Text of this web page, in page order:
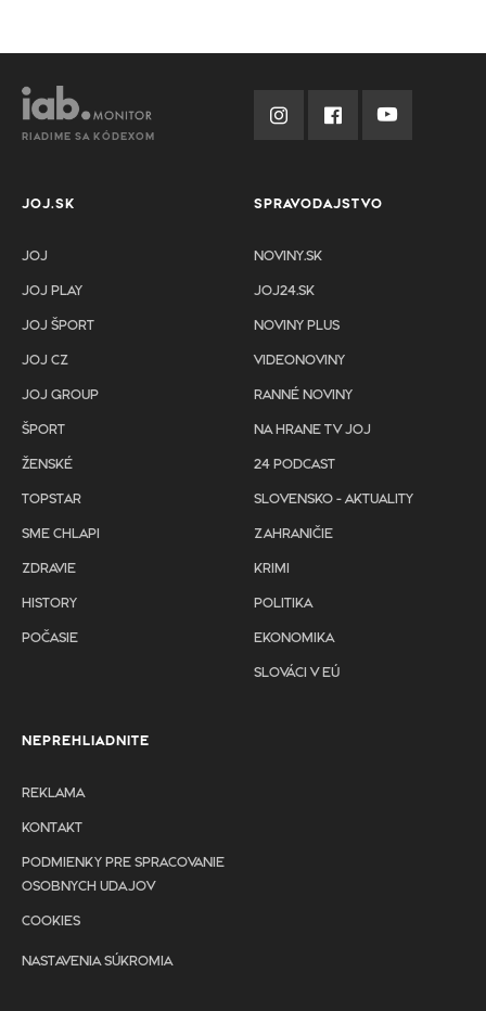
RIADIME SA KÓDEXOM
JOJ.SK
JOJ
JOJ PLAY
JOJ ŠPORT
JOJ CZ
JOJ GROUP
ŠPORT
ŽENSKÉ
TOPSTAR
SME CHLAPI
ZDRAVIE
HISTORY
POČASIE
SPRAVODAJSTVO
NOVINY.SK
JOJ24.SK
NOVINY PLUS
VIDEONOVINY
RANNÉ NOVINY
NA HRANE TV JOJ
24 PODCAST
SLOVENSKO - AKTUALITY
ZAHRANIČIE
KRIMI
POLITIKA
EKONOMIKA
SLOVÁCI V EÚ
NEPREHLIADNITE
REKLAMA
KONTAKT
PODMIENKY PRE SPRACOVANIE
OSOBNYCH UDAJOV
COOKIES
NASTAVENIA SÚKROMIA